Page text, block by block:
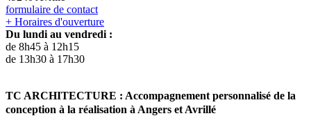
formulaire de contact
+ Horaires d'ouverture
Du lundi au vendredi :
de 8h45 à 12h15
de 13h30 à 17h30
TC ARCHITECTURE : Accompagnement personnalisé de la
conception à la réalisation à Angers et Avrillé